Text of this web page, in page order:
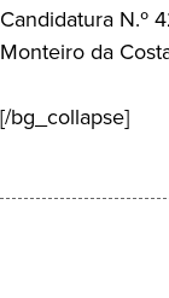
Candidatura
Monteiro da
[/bg_collapse]